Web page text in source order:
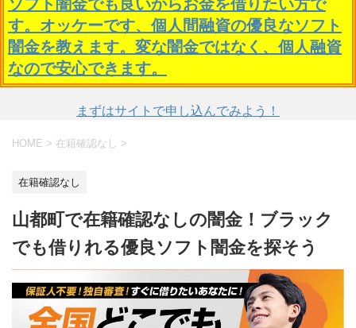
ソフト闇金でも良いからお金を借りたい方で
す。オッケーです、個人間融資の優良なソフト
闇金を教えます。変な闇金ではなく、個人融資
なので安心できます。
まずはサイトで申し込んでみよう！
HOME > 在籍確認なし >
在籍確認なし
山都町で在籍確認なしの闇金！ブラック
でも借りれる優良ソフト闇金を探そう